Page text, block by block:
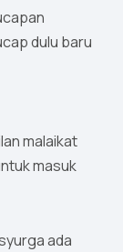
dulu baru
malaikat
masuk
ada